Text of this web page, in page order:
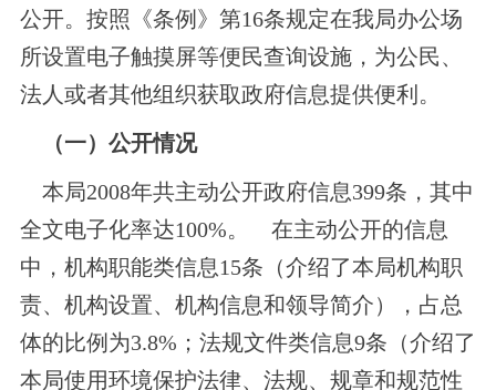
公开。按照《条例》第16条规定在我局办公场
所设置电子触摸屏等便民查询设施，为公民、
法人或者其他组织获取政府信息提供便利。
（一）公开情况
本局2008年共主动公开政府信息399条，其中
全文电子化率达100%。
在主动公开的信息
中，机构职能类信息15条（介绍了本局机构职
责、机构设置、机构信息和领导简介），占总
体的比例为3.8%；法规文件类信息9条（介绍了
本局使用环境保护法律、法规、规章和规范性